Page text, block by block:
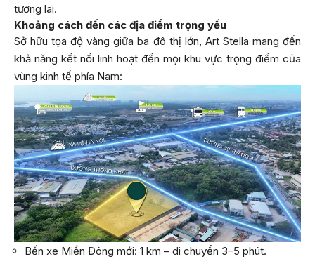
tương lai.
Khoảng cách đến các địa điểm trọng yếu
Sở hữu tọa độ vàng giữa ba đô thị lớn, Art Stella mang đến
khả năng kết nối linh hoạt đến mọi khu vực trọng điểm của
vùng kinh tế phía Nam:
Bến xe Miền Đông mới: 1 km – di chuyển 3–5 phút.